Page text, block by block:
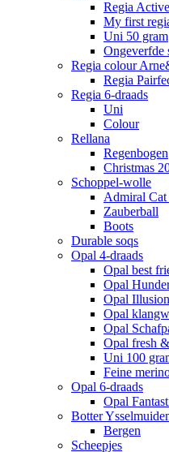
Regia Active
My first
Uni 50 gram
Ongeverfde
Regia colour
Regia
Regia 6-draads
Uni
Colour
Rellana
Regenbogen
Christmas
Schoppel-wolle
Admiral Cat
Zauberball
Boots
Durable soqs
Opal 4-draads
Opal best
Opal
Opal Illusion
Opal
Opal
Opal fresh
Uni 100
Feine
Opal 6-draads
Opal
Botter
Bergen
Scheepjes